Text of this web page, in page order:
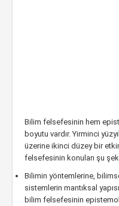
Bilim felsefesinin hem
boyutu vardır. Yirminci
üzerine ikinci düzey bir
felsefesinin konuları şu
Bilimin yöntemlerine,
sistemlerin mantıksal
bilim felsefesinin